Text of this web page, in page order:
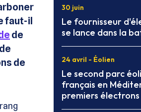
faut-il
de
de
30 juin
Le fournisseur
se lance dans la
24 avril - Éolien
Le second parc
français en
premiers électrons